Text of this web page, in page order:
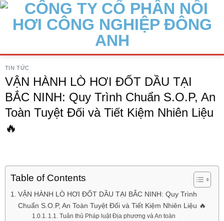
Skip
content
TIN TỨC
VẬN HÀNH LÒ HƠI ĐỐT DẦU TẠI
BẮC NINH: Quy Trình Chuẩn S.O.P, An
Toàn Tuyệt Đối và Tiết Kiệm Nhiên Liệu
🔥
Table of Contents
VẬN HÀNH LÒ HƠI ĐỐT DẦU TẠI BẮC NINH: Quy Trình
Chuẩn S.O.P, An Toàn Tuyệt Đối và Tiết Kiệm Nhiên Liệu 🔥
1.1. Tuân thủ Pháp luật Địa phương và An toàn